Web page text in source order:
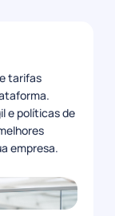
tarifas
e políticas de
empresa.